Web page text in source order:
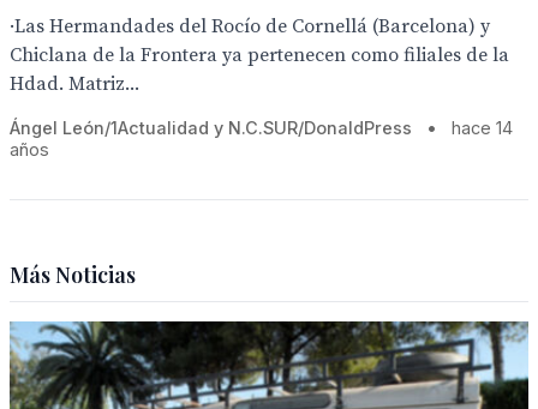
·Las Hermandades del Rocío de Cornellá (Barcelona) y
Chiclana de la Frontera ya pertenecen como filiales de la
Hdad. Matriz...
Ángel León/1Actualidad y N.C.SUR/DonaldPress •
hace 14
años
Más Noticias